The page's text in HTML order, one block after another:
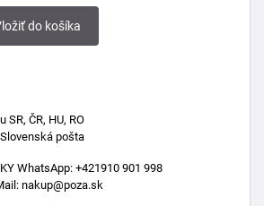
do košíka
SR, ČR, HU, RO
Slovenská pošta
WhatsApp: +421910 901 998
nakup@poza.sk